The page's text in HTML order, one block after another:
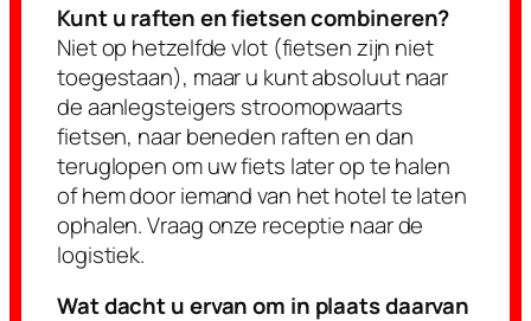
Kunt u raften en fietsen combineren?
Niet op hetzelfde vlot (fietsen zijn niet
toegestaan), maar u kunt absoluut naar
de aanlegsteigers stroomopwaarts
fietsen, naar beneden raften en dan
teruglopen om uw fiets later op te halen
of hem door iemand van het hotel te laten
ophalen. Vraag onze receptie naar de
logistiek.
Wat dacht u ervan om in plaats daarvan